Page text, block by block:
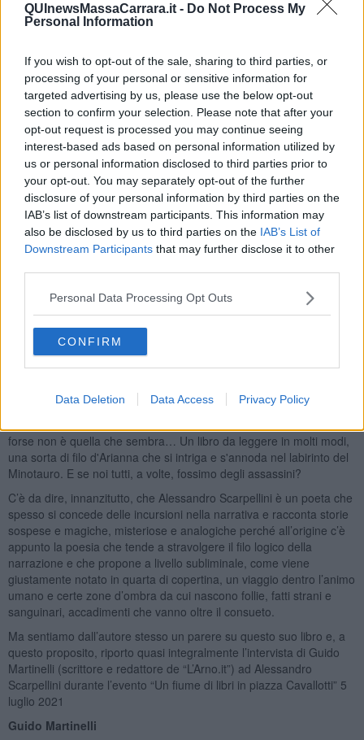
QUInewsMassaCarrara.it - Do Not Process My
Personal Information
If you wish to opt-out of the sale, sharing to third parties, or
processing of your personal or sensitive information for
targeted advertising by us, please use the below opt-out
section to confirm your selection. Please note that after your
opt-out request is processed you may continue seeing
interest-based ads based on personal information utilized by
us or personal information disclosed to third parties prior to
your opt-out. You may separately opt-out of the further
disclosure of your personal information by third parties on the
IAB’s list of downstream participants. This information may
also be disclosed by us to third parties on the IAB’s List of
Downstream Participants that may further disclose it to other
Personal Data Processing Opt Outs
CONFIRM
Data Deletion Data Access Privacy Policy
Inizierò a presentare il libro di Alessandro, partendo dal paratesto e
Dal risvolto di copertina
Una costellazione di 7 racconti gialli introdotti da una storia che
pare legarli tutti ad un misterioso filo: il sorriso silenzioso di Dio e
una musica che fa palpitare il cuore e i sensi. Entrare dentro la
psiche umana e i misteri dell'essere con vicende che contengono
qualcosa che deve essere scoperto ed introduce a mondi
inesplorati. Un nuovo modo di percorrere la narrativa gialla e di
trasformarla in una visione "altra" della vita, quasi spilli di luce
forassero le mura bianche della quotidianità e colpissero i nostri
occhi socchiusi. C'è "qualcuno", nascosto nell'ombra, che li
racconta… dice di chiamarsi Pan. A volte la musica delle parole è
cupa e tagliente come la lama di un rasoio, altre volte pericolosa e
Una pozione magica per entrare in corpi e pensieri, per percorrere
sentieri solitari ed affollati in cui la vita si rivela in modo imprevisto
ed improvviso scalfendo il falso pulviscolo della normalità. Ci sono
sette movimenti, ma potrebbero essere molti di più, che, preceduti
da versi che graffiano, portano dentro le vene sanguinanti
dell'esistenza. Una voce misteriosa e magica narra queste sette
li inquietano, con la luce abbagliante e violenta del sole, con la
superbia e l'ambizione di essere od apparire, con la notte buia, con
forse non è quella che sembra… Un libro da leggere in molti modi,
una sorta di filo d'Arianna che si intriga e s'annoda nel labirinto del
Minotauro. E se noi tutti, a volte, fossimo degli assassini?
C’è da dire, innanzitutto, che Alessandro Scarpellini è un poeta che
spesso si concede delle incursioni nella narrativa e racconta storie
sospese e magiche, misteriose e analogiche perché all’origine c’è
appunto la poesia che tende a stravolgere il filo logico della
narrazione e che propone a livello subliminale, come viene
giustamente notato in quarta di copertina, un viaggio dentro l’animo
umano e certe zone d’ombra da cui nascono follie, fatti strani e
sanguinari, accadimenti che vanno oltre il consueto.
Ma sentiamo dall’autore stesso un parere su questo suo libro e, a
questo proposito, riporto quasi integralmente l’intervista di Guido
Martinelli (scrittore e redattore de “L’Arno.it”) ad Alessandro
Scarpellini durante l’evento “Un fiume di libri in piazza Cavallotti” 5
luglio 2021
Guido Martinelli